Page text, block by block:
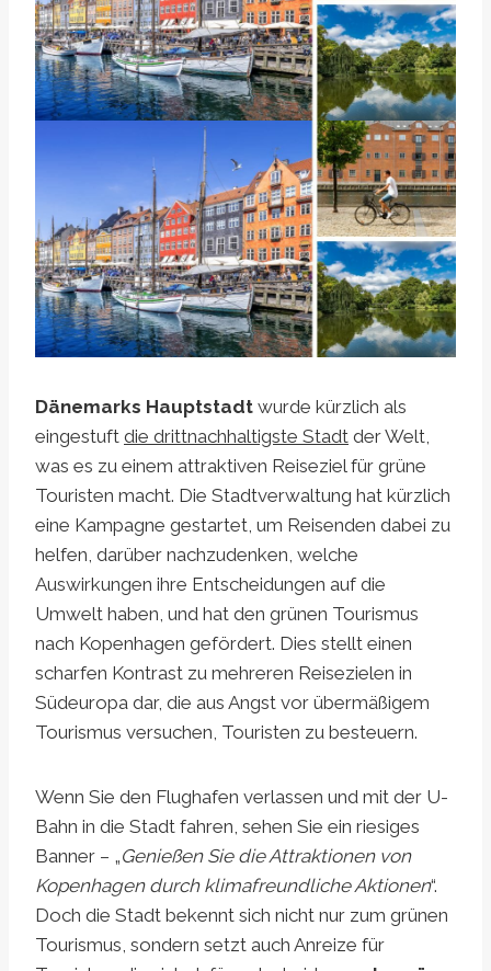
Dänemarks Hauptstadt wurde kürzlich als
eingestuft die drittnachhaltigste Stadt der Welt,
was es zu einem attraktiven Reiseziel für grüne
Touristen macht. Die Stadtverwaltung hat kürzlich
eine Kampagne gestartet, um Reisenden dabei zu
helfen, darüber nachzudenken, welche
Auswirkungen ihre Entscheidungen auf die
Umwelt haben, und hat den grünen Tourismus
nach Kopenhagen gefördert. Dies stellt einen
scharfen Kontrast zu mehreren Reisezielen in
Südeuropa dar, die aus Angst vor übermäßigem
Tourismus versuchen, Touristen zu besteuern.
Wenn Sie den Flughafen verlassen und mit der U-
Bahn in die Stadt fahren, sehen Sie ein riesiges
Banner – „Genießen Sie die Attraktionen von
Kopenhagen durch klimafreundliche Aktionen“.
Doch die Stadt bekennt sich nicht nur zum grünen
Tourismus, sondern setzt auch Anreize für